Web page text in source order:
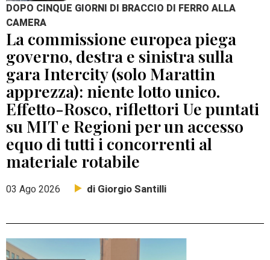
DOPO CINQUE GIORNI DI BRACCIO DI FERRO ALLA
CAMERA
La commissione europea piega
governo, destra e sinistra sulla
gara Intercity (solo Marattin
apprezza): niente lotto unico.
Effetto-Rosco, riflettori Ue puntati
su MIT e Regioni per un accesso
equo di tutti i concorrenti al
materiale rotabile
03 Ago 2026 di Giorgio Santilli